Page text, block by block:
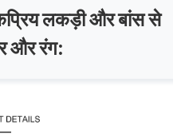
लकड़ी और बांस से
और रंग: